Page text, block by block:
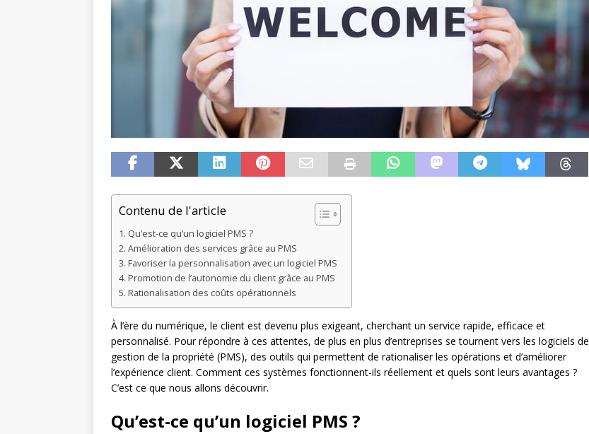
Contenu de l'article
Qu’est-ce qu’un logiciel PMS ?
Amélioration des services grâce au PMS
Favoriser la personnalisation avec un logiciel PMS
Promotion de l’autonomie du client grâce au PMS
Rationalisation des coûts opérationnels
À l’ère du numérique, le client est devenu plus exigeant, cherchant un service rapide, efficace et
personnalisé. Pour répondre à ces attentes, de plus en plus d’entreprises se tournent vers les logiciels de
gestion de la propriété (PMS), des outils qui permettent de rationaliser les opérations et d’améliorer
l’expérience client. Comment ces systèmes fonctionnent-ils réellement et quels sont leurs avantages ?
C’est ce que nous allons découvrir.
Qu’est-ce qu’un logiciel PMS ?